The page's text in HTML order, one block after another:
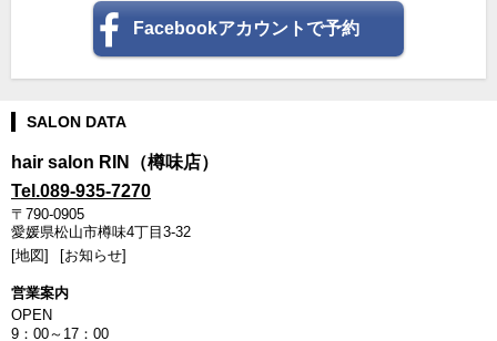
Facebookアカウントで予約
SALON DATA
hair salon RIN（樽味店）
Tel.089-935-7270
〒790-0905
愛媛県松山市樽味4丁目3-32
[地図]
[お知らせ]
営業案内
OPEN
9：00～17：00